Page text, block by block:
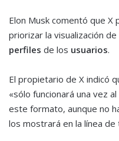
Elon Musk comentó que
priorizar la visualización
perfiles de los usuarios.
El propietario de X indicó
«sólo funcionará una vez
este formato, aunque no
los mostrará en la línea